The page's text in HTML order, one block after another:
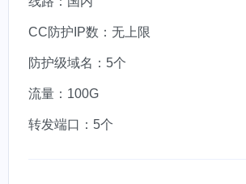
CC防护IP数：无上限
防护级域名：5个
流量：100G
转发端口：5个